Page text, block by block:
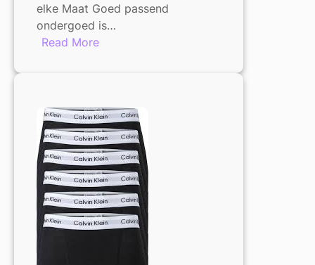
elke Maat Goed passend
ondergoed is…
Read More:
Ondergoed
voor
Heren:
Comfort
en
Kwaliteit
in
elke